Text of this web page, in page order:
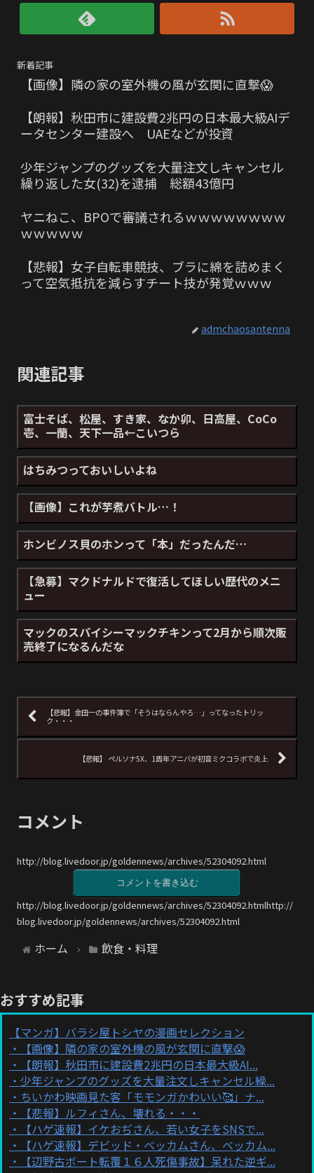
新着記事
【画像】隣の家の室外機の風が玄関に直撃😱
【朗報】秋田市に建設費2兆円の日本最大級AIデ
ータセンター建設へ UAEなどが投資
少年ジャンプのグッズを大量注文しキャンセル
繰り返した女(32)を逮捕 総額43億円
ヤニねこ、BPOで審議されるｗｗｗｗｗｗｗｗ
ｗｗｗｗｗ
【悲報】女子自転車競技、ブラに綿を詰めまく
って空気抵抗を減らすチート技が発覚ｗｗｗ
admchaosantenna
関連記事
富士そば、松屋、すき家、なか卯、日高屋、CoCo
壱、一蘭、天下一品←こいつら
はちみつっておいしいよね
【画像】これが芋煮バトル…！
ホンビノス貝のホンって「本」だったんだ…
【急募】マクドナルドで復活してほしい歴代のメニ
ュー
マックのスパイシーマックチキンって2月から順次販
売終了になるんだな
【悲報】金田一の事件簿で「そうはならんやろ…」ってなったトリッ
ク・・・
【悲報】 ペルソナ5X、1周年アニバが初音ミクコラボで炎上
コメント
http://blog.livedoor.jp/goldennews/archives/52304092.html
コメントを書き込む
http://blog.livedoor.jp/goldennews/archives/52304092.htmlhttp://
blog.livedoor.jp/goldennews/archives/52304092.html
ホーム 飲食・料理
おすすめ記事
【マンガ】バラシ屋トシヤの漫画セレクション
【画像】隣の家の室外機の風が玄関に直撃😱
【朗報】秋田市に建設費2兆円の日本最大級AI...
少年ジャンプのグッズを大量注文しキャンセル繰...
ちいかわ映画見た客「モモンガかわいい🥰」ナ...
【悲報】ルフィさん、壊れる・・・
【ハゲ速報】イケおぢさん、若い女子をSNSで...
【ハゲ速報】デビッド・ベッカムさん、ベッカム...
【辺野古ボート転覆１６人死傷事故】呆れた逆ギ...